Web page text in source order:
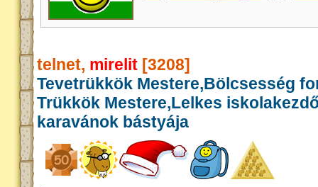
telnet, mirelit [3208]
Tevetrükkök Mestere,Bölcsesség
Trükkök Mestere,Lelkes
karavánok bástyája